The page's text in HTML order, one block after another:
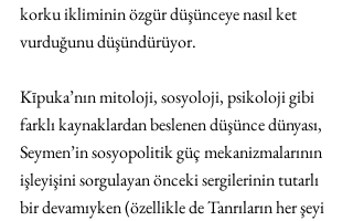
korku ikliminin özgür düşünceye nasıl ket
vurduğunu düşündürüyor.
Kīpuka’nın mitoloji, sosyoloji, psikoloji gibi
farklı kaynaklardan beslenen düşünce dünyası,
Seymen’in sosyopolitik güç mekanizmalarının
işleyişini sorgulayan önceki sergilerinin tutarlı
bir devamıyken (özellikle de Tanrıların her şeyi